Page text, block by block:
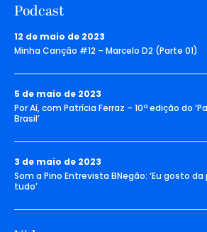
Podcast
12 de maio de 2023
Minha Canção #12 – Marcelo D2 (Parte 01)
5 de maio de 2023
Por Aí, com Patrícia Ferraz – 10ª edição do
Brasil’
3 de maio de 2023
Som a Pino Entrevista BNegão: ‘Eu gosto
tudo’